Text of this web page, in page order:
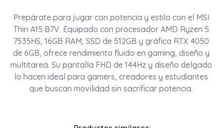
Prepárate para jugar con potencia y estilo con el MSI
Thin A15 B7V. Equipado con procesador AMD Ryzen 5
7535HS, 16GB RAM, SSD de 512GB y gráfica RTX 4050
de 6GB, ofrece rendimiento fluido en gaming, diseño y
multitarea. Su pantalla FHD de 144Hz y diseño delgado
lo hacen ideal para gamers, creadores y estudiantes
que buscan movilidad sin sacrificar potencia.